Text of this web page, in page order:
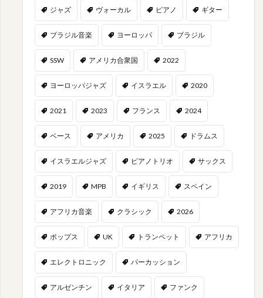
ジャズ ヴォーカル ピアノ ギター
ブラジル音楽 ヨーロッパ ブラジル
SSW アメリカ合衆国 2022
ヨーロッパジャズ イスラエル 2020
2021 2023 フランス 2024
ベース アメリカ 2025 ドラムス
イスラエルジャズ ピアノトリオ サックス
2019 MPB イギリス スペイン
アフリカ音楽 クラシック 2026
ポップス UK トランペット アフリカ
エレクトロニック パーカッション
アルゼンチン イタリア ファンク